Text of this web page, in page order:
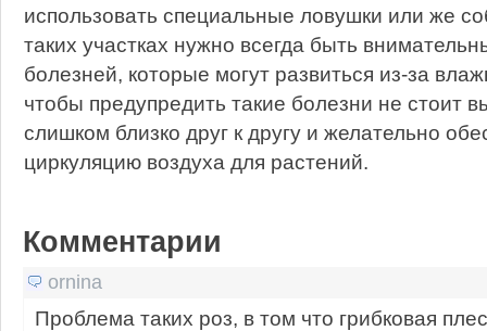
использовать специальные ловушки или же
таких участках нужно всегда быть
болезней, которые могут развиться из-за
чтобы предупредить такие болезни не стоит
слишком близко друг к другу и желательно
циркуляцию воздуха для растений.
Комментарии
ornina
Проблема таких роз, в том что грибковая